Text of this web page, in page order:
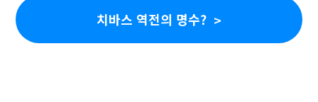
치바스 역전의 명수?